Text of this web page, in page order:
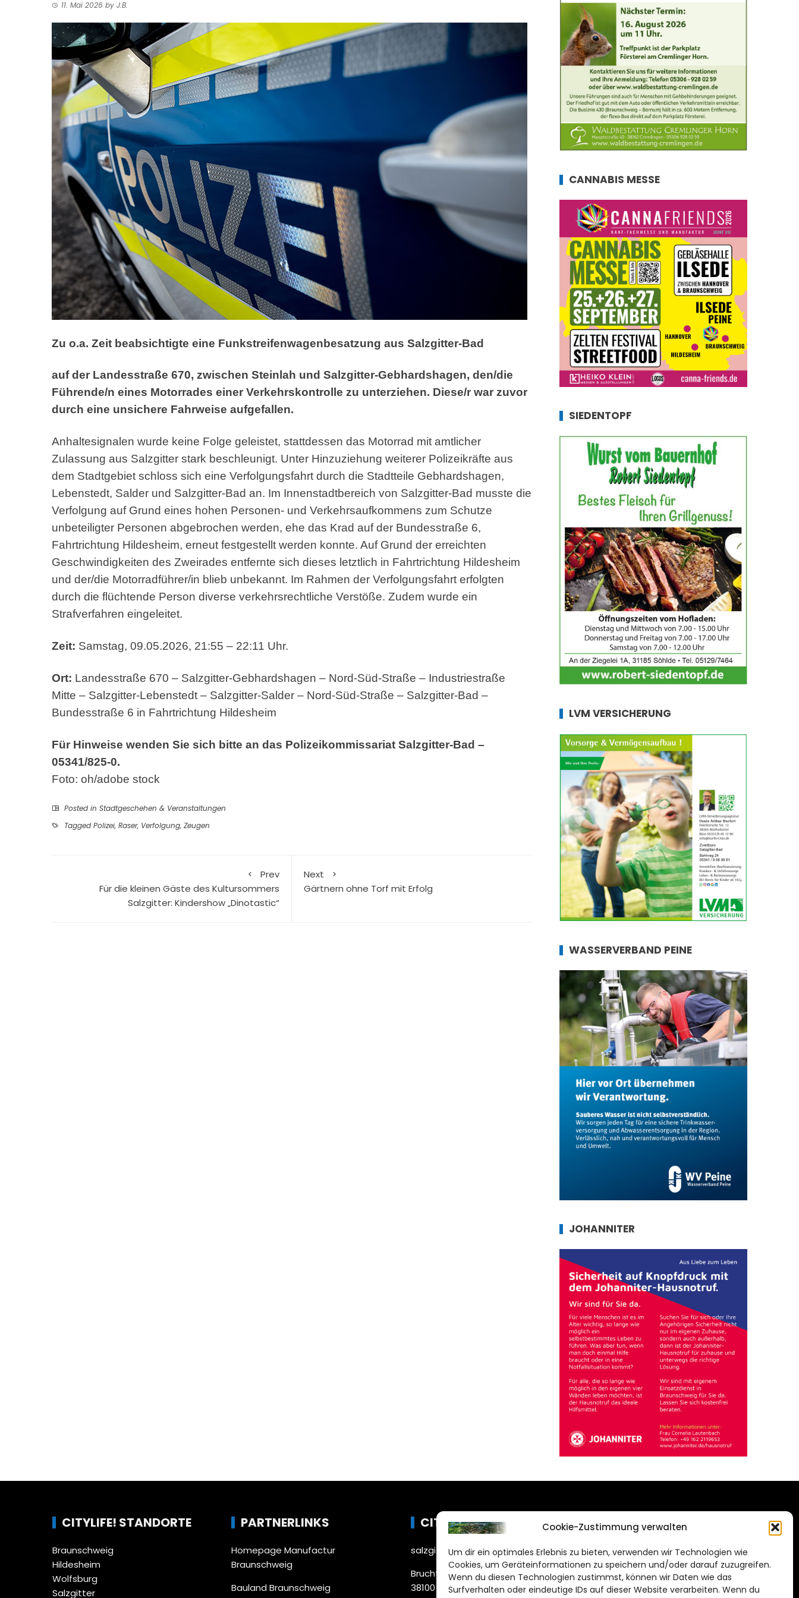
Cookie-Zustimmung verwalten
Um dir ein optimales Erlebnis zu bieten, verwenden wir Technologien wie
Cookies, um Geräteinformationen zu speichern und/oder darauf zuzugreifen.
Wenn du diesen Technologien zustimmst, können wir Daten wie das
Surfverhalten oder eindeutige IDs auf dieser Website verarbeiten. Wenn du
11. Mai 2026 by J.B.
Zu o.a. Zeit beabsichtigte eine Funkstreifenwagenbesatzung aus Salzgitter-Bad
auf der Landesstraße 670, zwischen Steinlah und Salzgitter-Gebhardshagen, den/die
Führende/n eines Motorrades einer Verkehrskontrolle zu unterziehen. Diese/r war zuvor
durch eine unsichere Fahrweise aufgefallen.
Anhaltesignalen wurde keine Folge geleistet, stattdessen das Motorrad mit amtlicher
Zulassung aus Salzgitter stark beschleunigt. Unter Hinzuziehung weiterer Polizeikräfte aus
dem Stadtgebiet schloss sich eine Verfolgungsfahrt durch die Stadtteile Gebhardshagen,
Lebenstedt, Salder und Salzgitter-Bad an. Im Innenstadtbereich von Salzgitter-Bad musste die
Verfolgung auf Grund eines hohen Personen- und Verkehrsaufkommens zum Schutze
unbeteiligter Personen abgebrochen werden, ehe das Krad auf der Bundesstraße 6,
Fahrtrichtung Hildesheim, erneut festgestellt werden konnte. Auf Grund der erreichten
Geschwindigkeiten des Zweirades entfernte sich dieses letztlich in Fahrtrichtung Hildesheim
und der/die Motorradführer/in blieb unbekannt. Im Rahmen der Verfolgungsfahrt erfolgten
durch die flüchtende Person diverse verkehrsrechtliche Verstöße. Zudem wurde ein
Strafverfahren eingeleitet.
Zeit: Samstag, 09.05.2026, 21:55 – 22:11 Uhr.
Ort: Landesstraße 670 – Salzgitter-Gebhardshagen – Nord-Süd-Straße – Industriestraße
Mitte – Salzgitter-Lebenstedt – Salzgitter-Salder – Nord-Süd-Straße – Salzgitter-Bad –
Bundesstraße 6 in Fahrtrichtung Hildesheim
Für Hinweise wenden Sie sich bitte an das Polizeikommissariat Salzgitter-Bad –
05341/825-0.
Foto: oh/adobe stock
Posted in Stadtgeschehen & Veranstaltungen
Tagged Polizei, Raser, Verfolgung, Zeugen
Prev
Für die kleinen Gäste des Kultursommers
Salzgitter: Kindershow „Dinotastic“
Next
Gärtnern ohne Torf mit Erfolg
CANNABIS MESSE
SIEDENTOPF
LVM VERSICHERUNG
WASSERVERBAND PEINE
JOHANNITER
CITYLIFE! STANDORTE
Braunschweig
Hildesheim
Wolfsburg
Salzgitter
PARTNERLINKS
Homepage Manufactur
Braunschweig
Bauland Braunschweig
CITYLIFE!
salzgitter@citylifemedien.de
Bruchtorwall 12
38100 Braunschweig
DAS STADTMAGAZIN
FÜR SALZGITTER
Impressum
Datenschutzerklärung
Cookie Richtlinie